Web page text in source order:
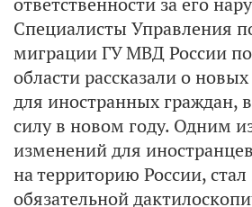
Специалисты Управления
миграции ГУ МВД России
области рассказали о
для иностранных граждан,
силу в новом году. Одним
изменений для
на территорию России, стал
обязательной